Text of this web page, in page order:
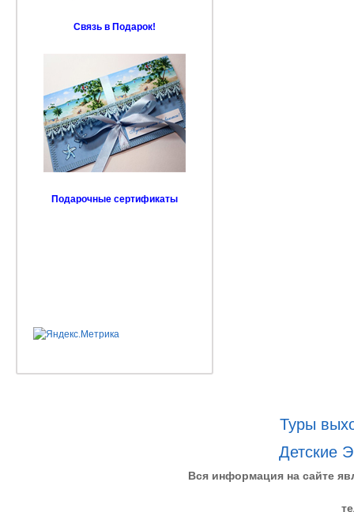
Связь в Подарок!
Подарочные сертификаты
Туры
Детские
Вся информация на сайте